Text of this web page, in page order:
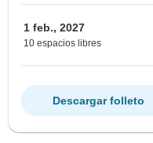
1 feb., 2027
10 espacios libres
Descargar folleto